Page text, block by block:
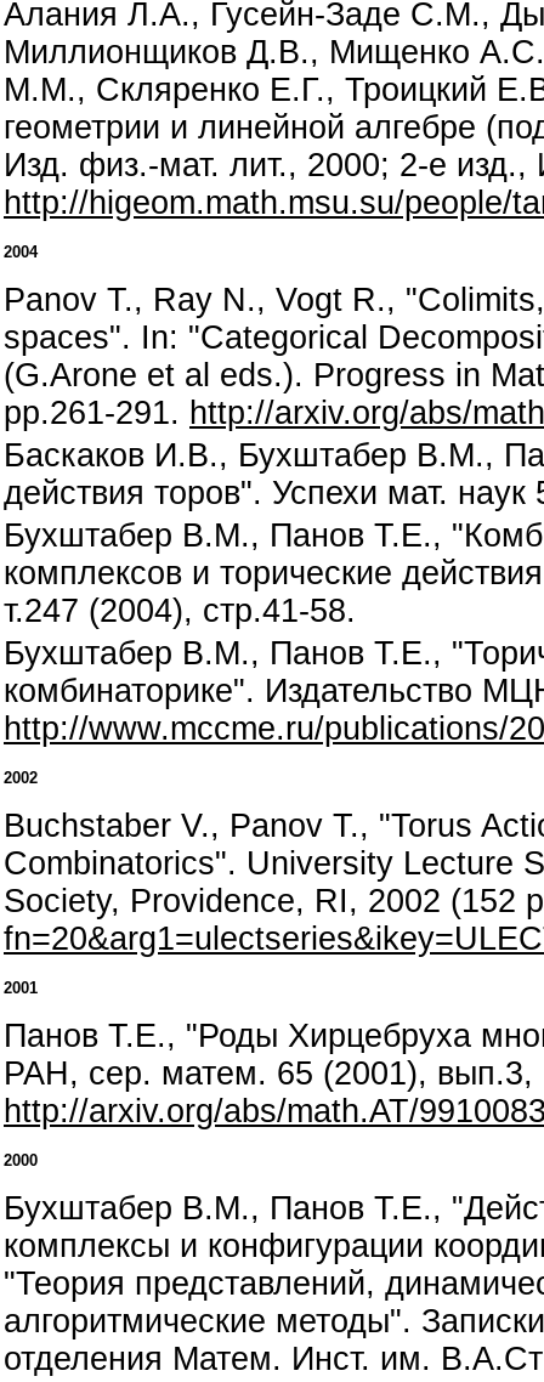
Алания Л.А., Гусейн-Заде С.М.,
Миллионщиков Д.В., Мищенко
М.М., Скляренко Е.Г., Троицкий
геометрии и линейной алгебре
Изд. физ.-мат. лит., 2000; 2-е
http://higeom.math.msu.su/people/
2004
Panov T., Ray N., Vogt R.,
spaces". In: "Categorical
(G.Arone et al eds.). Progress in
pp.261-291. http://arxiv.org/abs/
Баскаков И.В., Бухштабер В.М.,
действия торов". Успехи мат.
Бухштабер В.М., Панов Т.Е.,
комплексов и торические
т.247 (2004), стр.41-58.
Бухштабер В.М., Панов Т.Е.,
комбинаторике". Издательство
http://www.mccme.ru/publications/
2002
Buchstaber V., Panov T., "Torus
Combinatorics". University Lecture
Society, Providence, RI, 2002 (152
2001
Панов Т.Е., "Роды Хирцебруха
РАН, сер. матем. 65 (2001), вып.3,
http://arxiv.org/abs/math.AT/
2000
Бухштабер В.М., Панов Т.Е.,
комплексы и конфигурации
"Теория представлений,
алгоритмические методы".
отделения Матем. Инст. им.